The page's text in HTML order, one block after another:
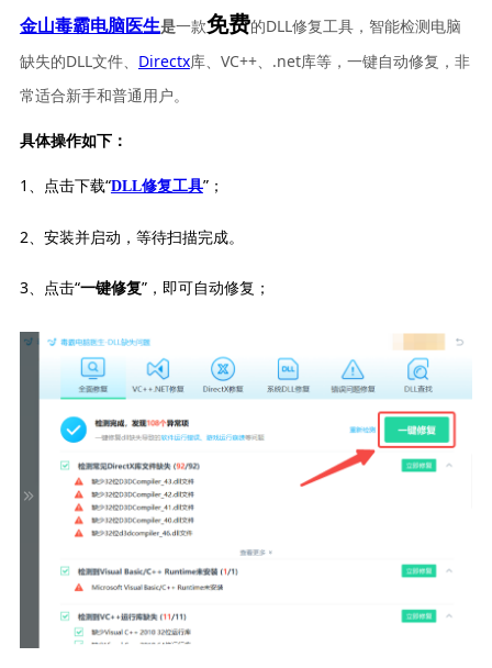
金山毒霸电脑医生是一款免费的DLL修复工具，智能检测电脑
缺失的DLL文件、 Directx库、VC++、.net库等，一键自动修复，非
常适合新手和普通用户。
具体操作如下：
1、点击下载“DLL修复工具”；
2、安装并启动，等待扫描完成。
3、点击“一键修复”，即可自动修复；